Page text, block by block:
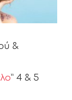
&
” 4 & 5